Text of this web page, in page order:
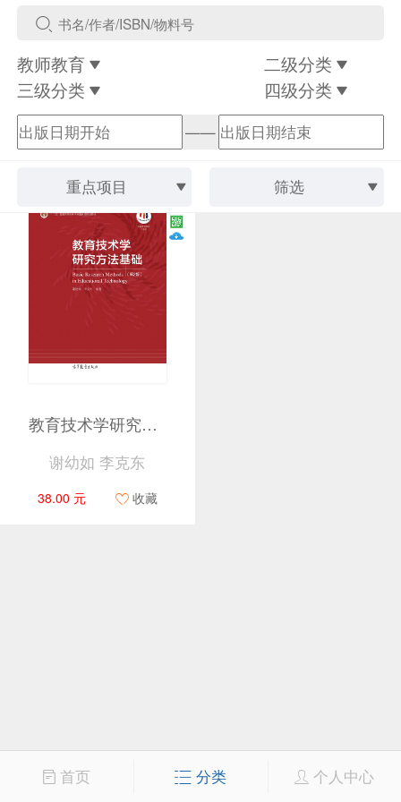
教师教育
二级分类
三级分类
四级分类
——
重点项目 筛选
教育技术学研究方法基础（第2版）
谢幼如 李克东
38.00 元 收藏
首页 分类 个人中心